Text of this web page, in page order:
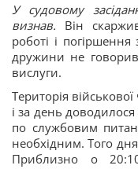
У судовому
визнав. Він
роботі і
дружини не
вислуги.
Територія
і за день
по службовим
необхідним. Того
Приблизно о